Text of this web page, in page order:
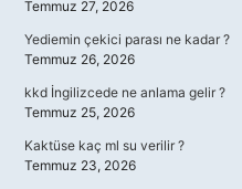
Temmuz 27, 2026
Yediemin çekici parası ne kadar ?
Temmuz 26, 2026
kkd İngilizcede ne anlama gelir ?
Temmuz 25, 2026
Kaktüse kaç ml su verilir ?
Temmuz 23, 2026